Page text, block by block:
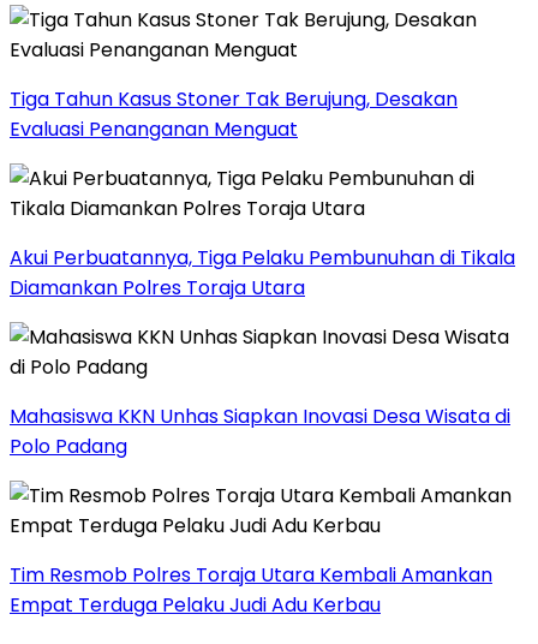
Tiga Tahun Kasus Stoner Tak Berujung, Desakan
Evaluasi Penanganan Menguat
Akui Perbuatannya, Tiga Pelaku Pembunuhan di Tikala
Diamankan Polres Toraja Utara
Mahasiswa KKN Unhas Siapkan Inovasi Desa Wisata di
Polo Padang
Tim Resmob Polres Toraja Utara Kembali Amankan
Empat Terduga Pelaku Judi Adu Kerbau